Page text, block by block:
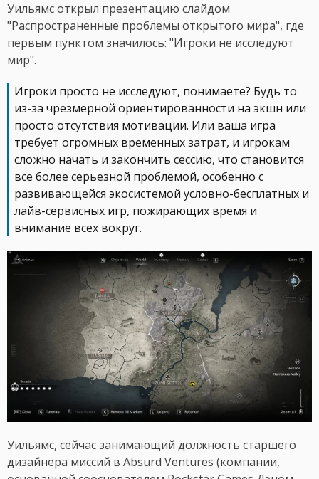
Уильямс открыл презентацию слайдом
"Распространенные проблемы открытого мира", где
первым пунктом значилось: "Игроки не исследуют
мир".
Игроки просто не исследуют, понимаете? Будь то
из-за чрезмерной ориентированности на экшн или
просто отсутствия мотивации. Или ваша игра
требует огромных временных затрат, и игрокам
сложно начать и закончить сессию, что становится
все более серьезной проблемой, особенно с
развивающейся экосистемой условно-бесплатных и
лайв-сервисных игр, пожирающих время и
внимание всех вокруг.
Уильямс, сейчас занимающий должность старшего
дизайнера миссий в Absurd Ventures (компании,